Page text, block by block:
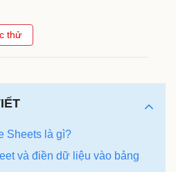
thử
Sheets là gì?
và điền dữ liệu vào bảng